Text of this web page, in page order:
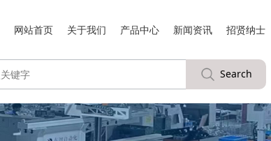
网站首页 关于我们 产品中心 新闻资讯 招贤纳士
Search